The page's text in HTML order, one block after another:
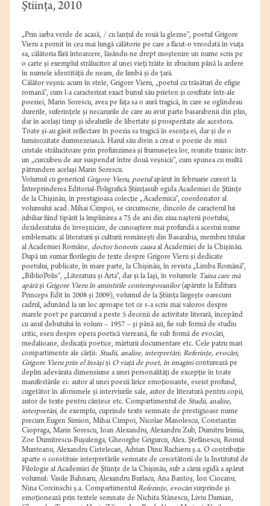
Ştiinţa, 2010
„Prin iarba verde de acasă, / cu lanţul de rouă la glezne”, poetul Grigore
Vieru a pornit în cea mai lungă călătorie pe care a făcut-o vreodată în viaţa
sa, călătoria fără întoarcere, lăsându-ne drept moştenire un nume scris pe
o carte şi exemplul strălucitor al unei vieţi trăite în zbucium până la ardere
în numele identităţii de neam, de limbă şi de ţară.
Călător veşnic acum în stele, Grigore Vieru, „poetul cu trăsături de efigie
romană”, cum l-a caracterizat exact bunul său prieten şi confrate într-ale
poeziei, Marin Sorescu, avea pe faţa sa o aură tragică, în care se oglindeau
durerile, suferinţele şi necazurile de care au avut parte basarabenii din plin,
dar în acelaşi timp şi idealurile de libertate şi prosperitate ale acestora.
Toate şi-au găsit reflectare în poezia sa tragică în esenţa ei, dar şi de o
luminozitate dumnezeiască. Harul său divin a creat o poezie de mici
cristale strălucitoare prin profunzimea şi frumuseţea lor, reunite trainic într-
un „curcubeu de aur suspendat între două veşnicii”, cum spunea cu multă
pătrundere acelaşi Marin Sorescu.
Volumul cu genericul Grigore Vieru, poetulapărut în februarie curent la
Întreprinderea Editorial-Poligrafică Ştiinţasub egida Academiei de Ştiinţe
de la Chişinău, în prestigioasa colecţie „Academica”, coordonator al
volumului acad. Mihai Cimpoi, se circumscrie, dincolo de caracterul lui
jubiliar fiind tipărit la împlinirea a 75 de ani din ziua naşterii poetului,
dezideratului de înveşnicire, de cunoaştere mai profundă a acestui nume
emblematic al literaturii şi culturii româneşti din Basarabia, membru titular
al Academiei Române, doctor honoris causaal Academiei de la Chişinău.
După un sumar florilegiu de texte despre Grigore Vieru şi dedicate
poetului, publicate, în mare parte, la Chişinău, în revista „Limba Română”,
„BiblioPolis”, „Literatura şi Arta”, dar şi la Iaşi, în volumele Taina care mă
apărăşi Grigore Vieru în amintirile contemporanilor(apărute la Editura
Princeps Edit în 2008 şi 2009), volumul de la Ştiinţa lărgeşte oarecum
cadrul, adunând la un loc aproape tot ce s-a scris mai valoros despre
marele poet pe parcursul a peste 5 decenii de activitate literară, începând
cu anul debutului în volum – 1957 – şi până azi, fie sub formă de studiu
critic, eseu despre opera poetică viereană, fie sub formă de evocări,
medalioane, dedicaţii poetice, mărturii documentare etc. Cele patru mari
compartimente ale cărţii: Studii, analize, interpretări; Referinţe, evocări;
Grigore Vieru prin el însăşişi O viaţă de poet, în imaginiconturează pe
deplin adevărata dimensiune a unei personalităţi de excepţie în toate
manifestările ei: autor al unei poezii lirice emoţionante, eseist profund,
cugetător în aforismele şi interviurile sale, autor de literatură pentru copii,
autor de texte pentru cântece etc. Compartimentul de Studii, analize,
interpretări, de exemplu, cuprinde texte semnate de prestigioase nume
precum Eugen Simion, Mihai Cimpoi, Nicolae Manolescu, Constantin
Ciopraga, Marin Sorescu, Ioan Alexandru, Alexandru Zub, Dumitru Irimia,
Zoe Dumitrescu-Buşulenga, Gheorghe Grigurcu, Alex. Ştefănescu, Romul
Munteanu, Alexandru Cistelecan, Adrian Dinu Rachieru ş.a. O contribuţie
aparte o constituie interpretările semnate de cercetătorii de la Institutul de
Filologie al Academiei de Ştiinţe de la Chişinău, sub a cărui egidă a apărut
volumul: Vasile Bahnaru, Alexandru Burlacu, Ana Bantoş, Ion Ciocanu,
Nina Corcinschi ş.a. Compartimentul Referinţe, evocărisurprinde şi
emoţionează prin textele semnate de Nichita Stănescu, Liviu Damian,